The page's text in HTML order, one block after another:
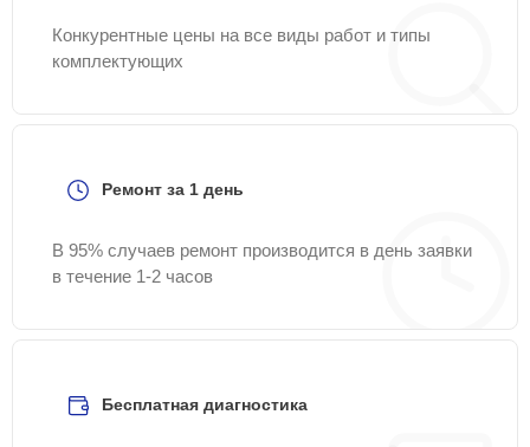
Конкурентные цены на все виды работ и типы
комплектующих
Ремонт за 1 день
В 95% случаев ремонт производится в день заявки
в течение 1-2 часов
Бесплатная диагностика